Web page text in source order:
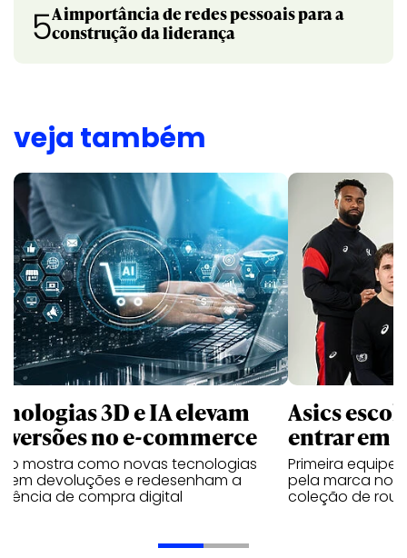
5A importância de redes pessoais para a
construção da liderança
veja também
3D e IA elevam
no e-commerce
mostra como novas tecnologias
devoluções e redesenham a
de compra digital
Asics
entrar em
Primeira
pela marca no
coleção de